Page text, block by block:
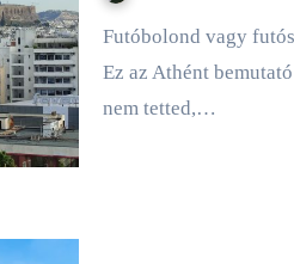
Futóbolond vagy futószobor? Avagy hadviseléstől a minipoliszig
Ez az Athént
nem tetted,…